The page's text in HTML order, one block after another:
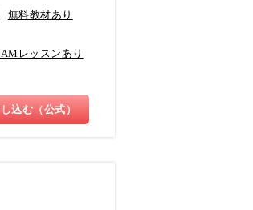
無料教材あり
レッスンあり
込む（公式）